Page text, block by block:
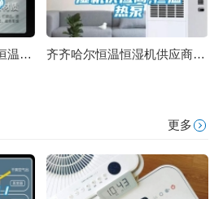
龙城金茂府科技住宅，恒温恒湿恒氧恒静 齐齐哈尔恒温恒湿机供应商,恒温热泵
更多